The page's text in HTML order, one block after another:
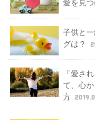
愛を見
子供と
グは？
「愛さ
て、心
方